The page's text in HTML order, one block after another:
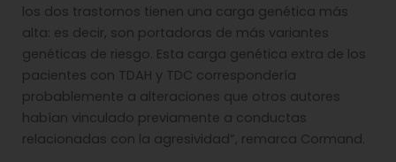
los dos trastornos tienen una carga genética más
alta: es decir, son portadoras de más variantes
genéticas de riesgo. Esta carga genética extra de los
pacientes con TDAH y TDC correspondería
probablemente a alteraciones que otros autores
habían vinculado previamente a conductas
relacionadas con la agresividad”, remarca Cormand.